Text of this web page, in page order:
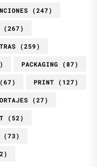
(247)
(267)
(259)
PACKAGING (87)
(67) PRINT (127)
(27)
(52)
(73)